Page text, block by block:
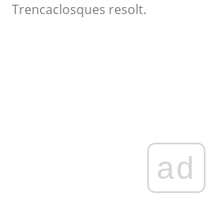
Trencaclosques resolt.
ad